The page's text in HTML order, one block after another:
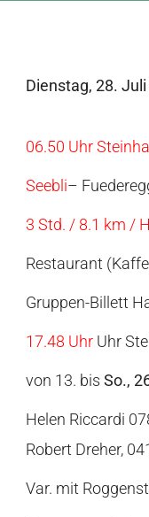
Dienstag, 28.
06.50 Uhr
Seebli–
3 Std. / 8.1 km /
Restaurant
Gruppen-Billett
17.48 Uhr Uhr
von 13. bis So.,
Helen Riccardi
Robert Dreher,
Var. mit